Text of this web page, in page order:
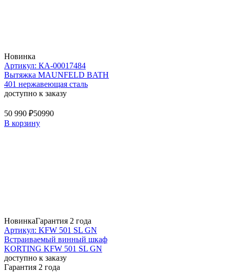
Новинка
Артикул: КА-00017484
Вытяжка MAUNFELD BATH
401 нержавеющая сталь
доступно к заказу
50 990 ₽50990
В корзину
НовинкаГарантия 2 года
Артикул: KFW 501 SL GN
Встраиваемый винный шкаф
KORTING KFW 501 SL GN
доступно к заказу
Гарантия 2 года